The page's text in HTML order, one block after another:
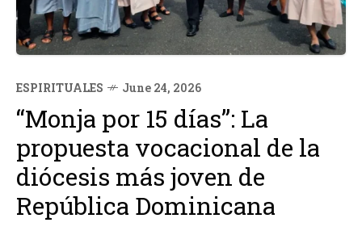
ESPIRITUALES June 24, 2026
“Monja por 15 días”: La
propuesta vocacional de la
diócesis más joven de
República Dominicana